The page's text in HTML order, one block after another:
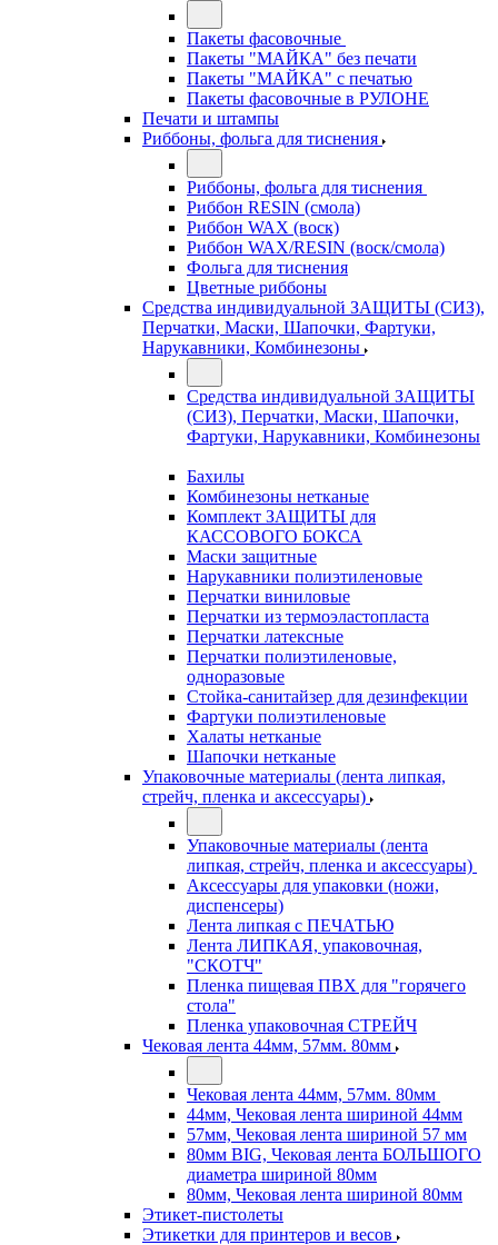
Пакеты фасовочные
Пакеты "МАЙКА" без печати
Пакеты "МАЙКА" с печатью
Пакеты фасовочные в РУЛОНЕ
Печати и штампы
Риббоны, фольга для тиснения
Риббоны, фольга для тиснения
Риббон RESIN (смола)
Риббон WAX (воск)
Риббон WAX/RESIN (воск/смола)
Фольга для тиснения
Цветные риббоны
Средства индивидуальной ЗАЩИТЫ (СИЗ),
Перчатки, Маски, Шапочки, Фартуки,
Нарукавники, Комбинезоны
Средства индивидуальной ЗАЩИТЫ
(СИЗ), Перчатки, Маски, Шапочки,
Фартуки, Нарукавники, Комбинезоны
Бахилы
Комбинезоны нетканые
Комплект ЗАЩИТЫ для
КАССОВОГО БОКСА
Маски защитные
Нарукавники полиэтиленовые
Перчатки виниловые
Перчатки из термоэластопласта
Перчатки латексные
Перчатки полиэтиленовые,
одноразовые
Стойка-санитайзер для дезинфекции
Фартуки полиэтиленовые
Халаты нетканые
Шапочки нетканые
Упаковочные материалы (лента липкая,
стрейч, пленка и аксессуары)
Упаковочные материалы (лента
липкая, стрейч, пленка и аксессуары)
Аксессуары для упаковки (ножи,
диспенсеры)
Лента липкая с ПЕЧАТЬЮ
Лента ЛИПКАЯ, упаковочная,
"СКОТЧ"
Пленка пищевая ПВХ для "горячего
стола"
Пленка упаковочная СТРЕЙЧ
Чековая лента 44мм, 57мм. 80мм
Чековая лента 44мм, 57мм. 80мм
44мм, Чековая лента шириной 44мм
57мм, Чековая лента шириной 57 мм
80мм BIG, Чековая лента БОЛЬШОГО
диаметра шириной 80мм
80мм, Чековая лента шириной 80мм
Этикет-пистолеты
Этикетки для принтеров и весов